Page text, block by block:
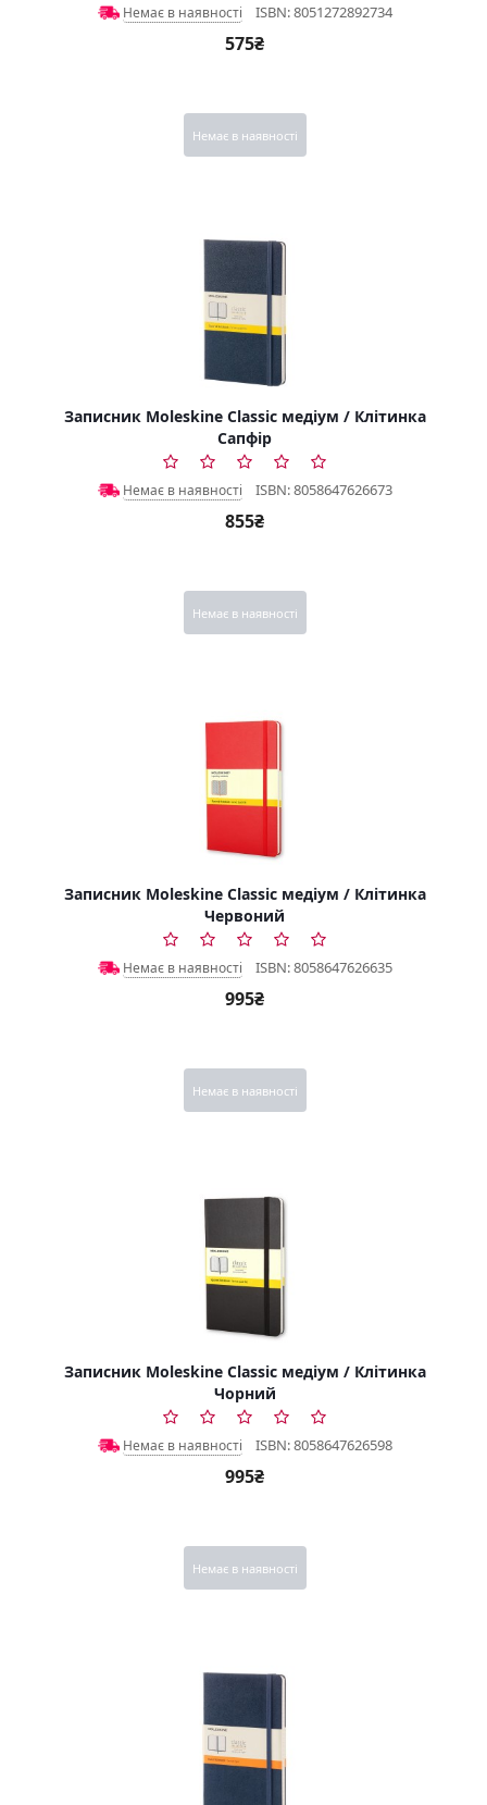
Немає в наявності ISBN: 8051272892734
575₴
Немає в наявності
Записник Moleskine Classic медіум / Клітинка
Сапфір
Немає в наявності ISBN: 8058647626673
855₴
Немає в наявності
Записник Moleskine Classic медіум / Клітинка
Червоний
Немає в наявності ISBN: 8058647626635
995₴
Немає в наявності
Записник Moleskine Classic медіум / Клітинка
Чорний
Немає в наявності ISBN: 8058647626598
995₴
Немає в наявності